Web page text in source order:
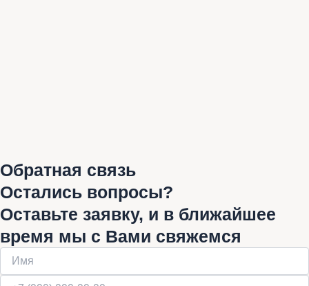
Обратная связь
Остались вопросы?
Оставьте заявку, и в ближайшее
время мы с Вами свяжемся